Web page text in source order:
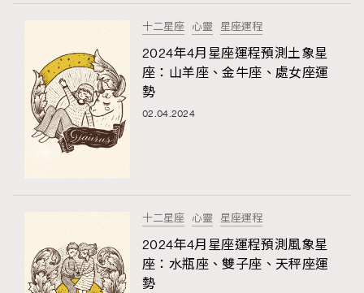
十二星座 心靈 星座運程
2024年4月星座運程預測土象星
座：山羊座、金牛座、處女座運
勢
02.04.2024
十二星座 心靈 星座運程
2024年4月星座運程預測風象星
座：水瓶座、雙子座、天秤座運
勢